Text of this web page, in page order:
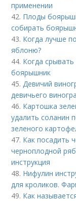
применении
42. Плоды
собирать
43. Когда лучше
яблоню?
44. Когда
боярышник
45.Девичий
девичьего
46. Картошка
удалить соланин
зеленого
47. Как посадить
черноплодной
инструкция
48. Нифулин
для кроликов.
49. Как